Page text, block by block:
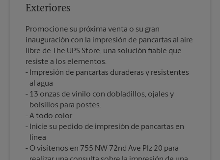
Exteriores
Promocione su próxima venta o su gran
inauguración con la impresión de pancartas al aire
libre de The UPS Store, una solución fiable que
resiste a los elementos.
Impresión de pancartas duraderas y resistentes
al agua
13 onzas de vinilo con dobladillos, ojales y
bolsillos para postes.
A todo color
Inicie su pedido de impresión de pancartas en
línea
O visítenos en 755 NW 72nd Ave Plz 20 para